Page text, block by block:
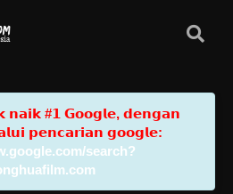
𝗻𝗮𝗶𝗸 #𝟭 𝗚𝗼𝗼𝗴𝗹𝗲, 𝗱𝗲𝗻𝗴𝗮𝗻
𝗽𝗲𝗻𝗰𝗮𝗿𝗶𝗮𝗻 𝗴𝗼𝗼𝗴𝗹𝗲:
search?